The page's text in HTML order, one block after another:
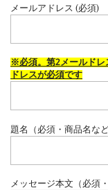
メールアドレス (必須)
※必須。第2メールドレ
ドレスが必須です
題名（必須・商品名など
メッセージ本文（必須